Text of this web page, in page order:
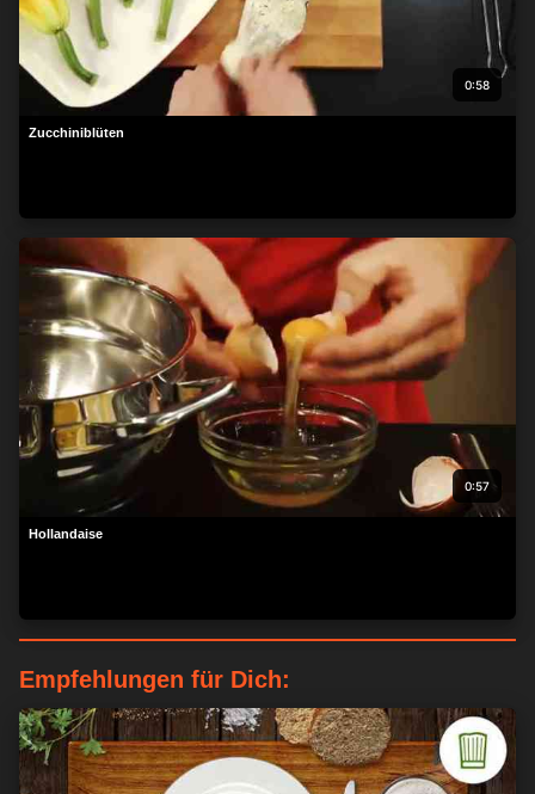
0:58
Zucchiniblüten
0:57
Hollandaise
Empfehlungen für Dich: